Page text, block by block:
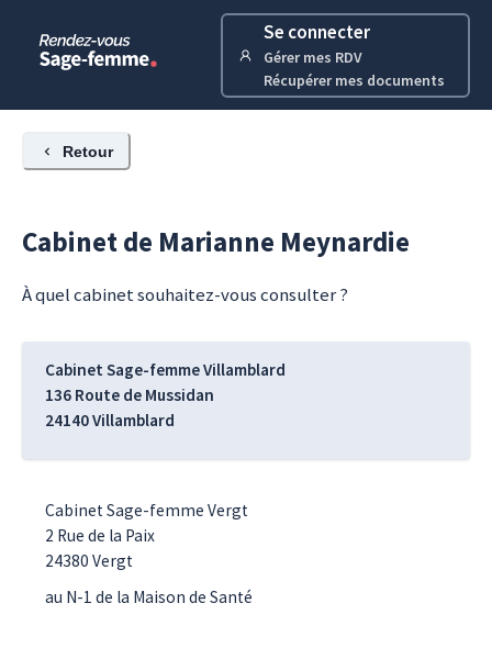
Se connecter
Gérer mes RDV
Récupérer mes documents
Retour
Cabinet de Marianne Meynardie
À quel cabinet souhaitez-vous consulter ?
Cabinet Sage-femme Villamblard
136 Route de Mussidan
24140Villamblard
Cabinet Sage-femme Vergt
2 Rue de la Paix
24380 Vergt
au N-1 de la Maison de Santé